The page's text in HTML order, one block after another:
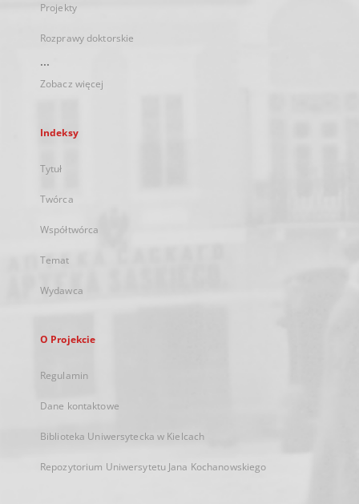
Projekty
Rozprawy doktorskie
...
Zobacz więcej
Indeksy
Tytuł
Twórca
Współtwórca
Temat
Wydawca
O Projekcie
Regulamin
Dane kontaktowe
Biblioteka Uniwersytecka w Kielcach
Repozytorium Uniwersytetu Jana Kochanowskiego